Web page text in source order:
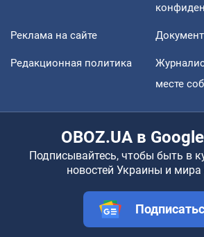
Реклама на сайте
Редакционная политика
месте
OBOZ.UA в
Подписывайтесь, чтобы быть в
новостей Украины и мира